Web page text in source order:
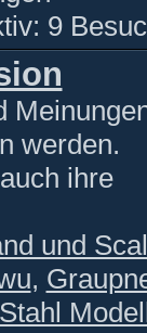
9
werden.
ihre
und
,